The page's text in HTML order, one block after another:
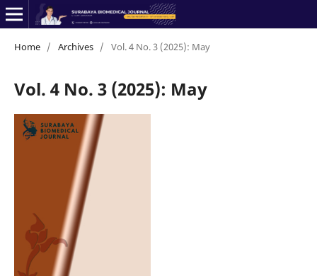
Home / Archives / Vol. 4 No. 3 (2025): May
Vol. 4 No. 3 (2025): May